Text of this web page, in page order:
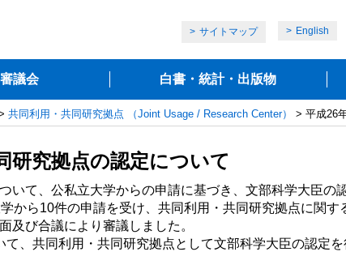
サイトマップ English
議会 白書・統計・出版物
共同利用・共同研究拠点 （Joint Usage / Research Center） > 平成26
研究拠点の認定について
いて、公私立大学からの申請に基づき、文部科学大臣の
から10件の申請を受け、共同利用・共同研究拠点に関
及び合議により審議しました。
、共同利用・共同研究拠点として文部科学大臣の認定を